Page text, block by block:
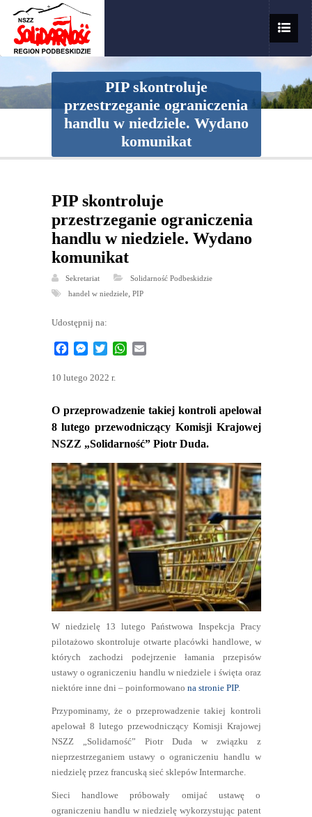
PIP skontroluje
przestrzeganie ograniczenia
handlu w niedziele. Wydano
komunikat
PIP skontroluje
przestrzeganie ograniczenia
handlu w niedziele. Wydano
komunikat
Sekretariat
Solidarność Podbeskidzie
handel w niedziele, PIP
Udostępnij na:
FacebookMessenger
TwitterWhatsApp
10 lutego 2022 r.
O przeprowadzenie takiej kontroli apelował
8 lutego przewodniczący Komisji Krajowej
NSZZ „Solidarność” Piotr Duda.
W niedzielę 13 lutego Państwowa Inspekcja Pracy
pilotażowo skontroluje otwarte placówki handlowe, w
których zachodzi podejrzenie łamania przepisów
ustawy o ograniczeniu handlu w niedziele i święta oraz
niektóre inne dni – poinformowano na stronie PIP.
Przypominamy, że o przeprowadzenie takiej kontroli
apelował 8 lutego przewodniczący Komisji Krajowej
NSZZ „Solidarność” Piotr Duda w związku z
nieprzestrzeganiem ustawy o ograniczeniu handlu w
niedzielę przez francuską sieć sklepów Intermarche.
Sieci handlowe próbowały omijać ustawę o
ograniczeniu handlu w niedzielę wykorzystując patent